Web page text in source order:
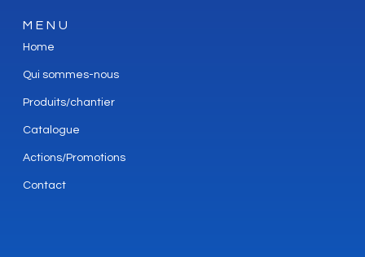
MENU
Home
Qui sommes-nous
Produits/chantier
Catalogue
Actions/Promotions
Contact